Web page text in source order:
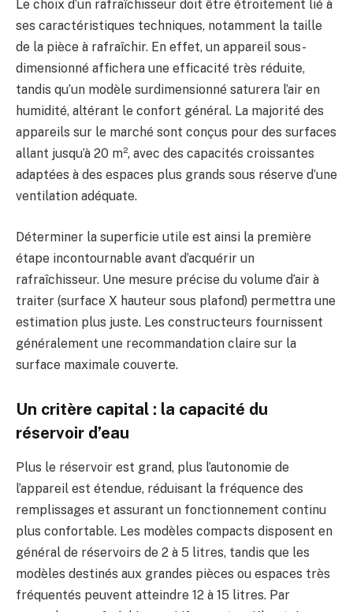
Le choix d’un rafraîchisseur doit être étroitement lié à
ses caractéristiques techniques, notamment la taille
de la pièce à rafraîchir. En effet, un appareil sous-
dimensionné affichera une efficacité très réduite,
tandis qu’un modèle surdimensionné saturera l’air en
humidité, altérant le confort général. La majorité des
appareils sur le marché sont conçus pour des surfaces
allant jusqu’à 20 m², avec des capacités croissantes
adaptées à des espaces plus grands sous réserve d’une
ventilation adéquate.
Déterminer la superficie utile est ainsi la première
étape incontournable avant d’acquérir un
rafraîchisseur. Une mesure précise du volume d’air à
traiter (surface X hauteur sous plafond) permettra une
estimation plus juste. Les constructeurs fournissent
généralement une recommandation claire sur la
surface maximale couverte.
Un critère capital : la capacité du
réservoir d’eau
Plus le réservoir est grand, plus l’autonomie de
l’appareil est étendue, réduisant la fréquence des
remplissages et assurant un fonctionnement continu
plus confortable. Les modèles compacts disposent en
général de réservoirs de 2 à 5 litres, tandis que les
modèles destinés aux grandes pièces ou espaces très
fréquentés peuvent atteindre 12 à 15 litres. Par